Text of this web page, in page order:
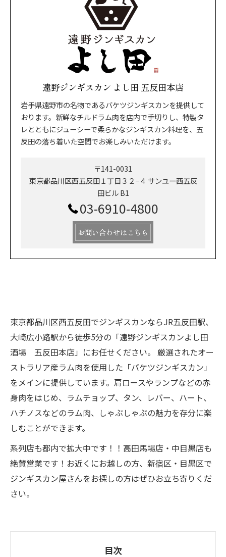
遠野ジンギスカン よし田 五反田本店
岩手県遠野市の名物であるバケツジンギスカンを提供して
おります。新鮮なチルドラム肉を店内で手切りし、特製タ
レとともにジューシーで柔らかなジンギスカン料理を、五
反田の落ち着いた空間でお楽しみいただけます。
〒141-0031
東京都品川区西五反田１丁目３２−４ サンユー西五反
田ビル B1
03-6910-4800
お問い合わせはこちら
東京都品川区西五反田でジンギスカンならJR五反田駅、
大崎広小路駅から徒歩5分の「遠野ジンギスカンよし田
酒場 五反田本店」にお任せください。 厳選されたオー
ストラリア産ラム肉を使用した「バケツジンギスカン」
をメインに提供しています。肩ロースやランプなどの赤
身肉をはじめ、ラムチョップ、タン、レバー、ハート、
ハチノスなどのラム肉、しゃぶしゃぶの魅力を存分に楽
しむことができます。
系列店も都内で拡大中です！！高田馬場店・中目黒店も
絶賛営業です！お近くにお越しの方、新宿区・目黒区で
ジンギスカン屋さんをお探しの方はぜひお立ち寄りくだ
さい。
目次